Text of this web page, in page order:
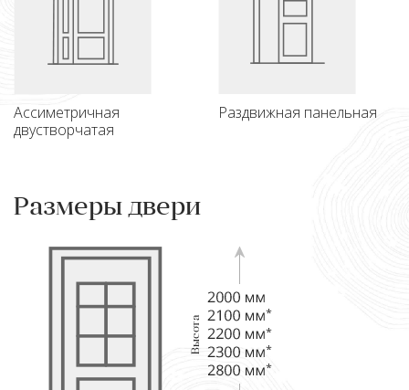
Ассиметричная
двустворчатая
Раздвижная панельная
Размеры двери